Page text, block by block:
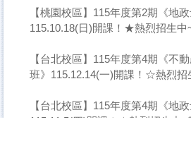
【桃園校區】115年度第2期《地
115.10.18(日)開課！★熱烈招生
【台北校區】115年度第4期《不
班》115.12.14(一)開課！☆熱烈
【台北校區】115年度第4期《地
115.11.5(四)開課！☆熱烈招生中~